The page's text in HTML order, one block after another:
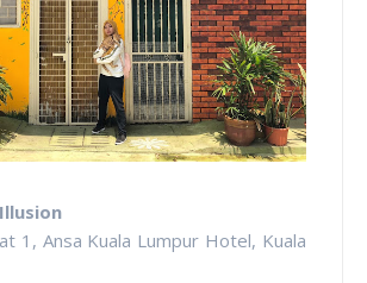
1, Ansa Kuala Lumpur Hotel, Kuala